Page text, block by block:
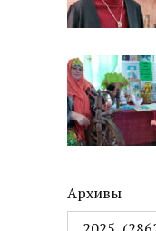
Архивы